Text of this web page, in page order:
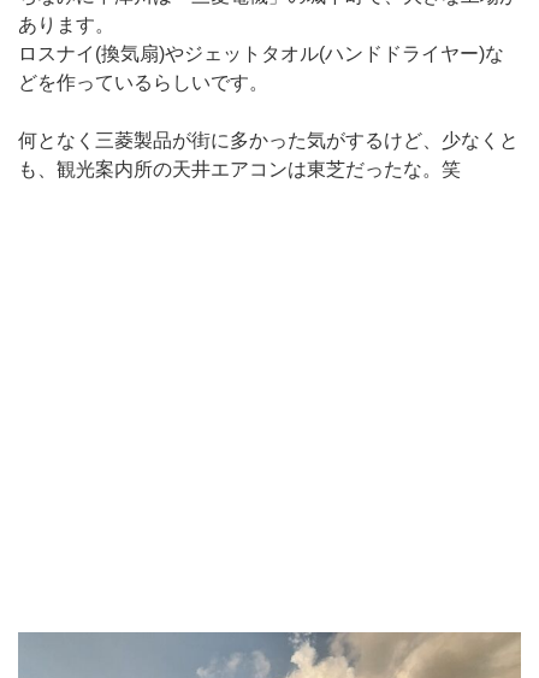
あります。
ロスナイ(換気扇)やジェットタオル(ハンドドライヤー)な
どを作っているらしいです。
何となく三菱製品が街に多かった気がするけど、少なくと
も、観光案内所の天井エアコンは東芝だったな。笑